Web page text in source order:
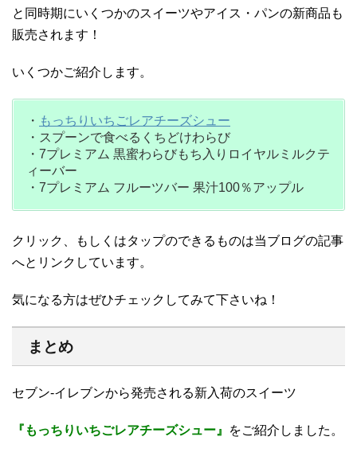
と同時期にいくつかのスイーツやアイス・パンの新商品も
販売されます！
いくつかご紹介します。
・ もっちりいちごレアチーズシュー
・スプーンで食べるくちどけわらび
・7プレミアム 黒蜜わらびもち入りロイヤルミルクテ
ィーバー
・7プレミアム フルーツバー 果汁100％アップル
クリック、もしくはタップのできるものは当ブログの記事
へとリンクしています。
気になる方はぜひチェックしてみて下さいね！
まとめ
セブン-イレブンから発売される新入荷のスイーツ
『もっちりいちごレアチーズシュー』 をご紹介しました。